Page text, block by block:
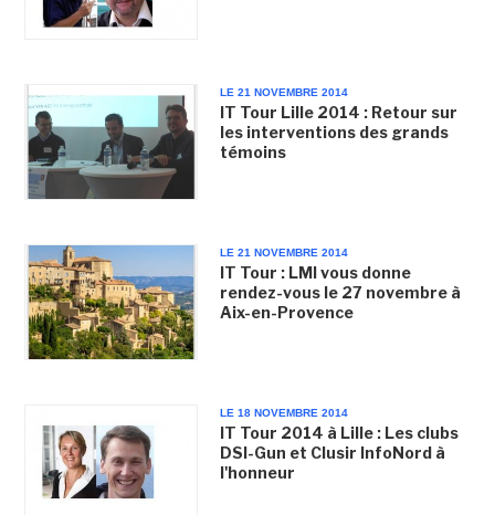
LE 21 NOVEMBRE 2014
IT Tour Lille 2014 : Retour sur
les interventions des grands
témoins
LE 21 NOVEMBRE 2014
IT Tour : LMI vous donne
rendez-vous le 27 novembre à
Aix-en-Provence
LE 18 NOVEMBRE 2014
IT Tour 2014 à Lille : Les clubs
DSI-Gun et Clusir InfoNord à
l'honneur